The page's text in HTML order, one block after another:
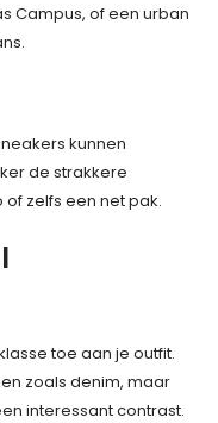
Campus, of een urban
kunnen
de strakkere
zelfs een net pak.
toe aan je outfit.
zoals denim, maar
interessant contrast.